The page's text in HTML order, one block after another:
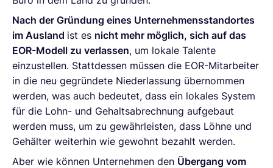
Nach der Gründung eines Unternehmensstandortes
im Ausland ist es nicht mehr möglich, sich auf das
EOR-Modell zu verlassen, um lokale Talente
einzustellen. Stattdessen müssen die EOR-Mitarbeiter
in die neu gegründete Niederlassung übernommen
werden, was auch bedeutet, dass ein lokales System
für die Lohn- und Gehaltsabrechnung aufgebaut
werden muss, um zu gewährleisten, dass Löhne und
Gehälter weiterhin wie gewohnt bezahlt werden.
Aber wie können Unternehmen den Übergang vom